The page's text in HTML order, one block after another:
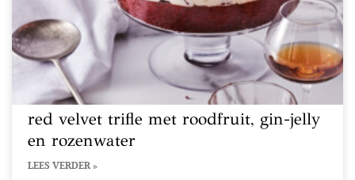
red velvet trifle met roodfruit, gin-jelly
en rozenwater
LEES VERDER »